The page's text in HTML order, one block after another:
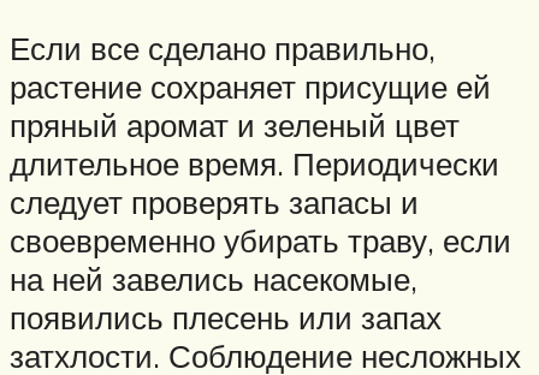
Если все сделано правильно,
растение сохраняет присущие ей
пряный аромат и зеленый цвет
длительное время. Периодически
следует проверять запасы и
своевременно убирать траву, если
на ней завелись насекомые,
появились плесень или запах
затхлости. Соблюдение несложных